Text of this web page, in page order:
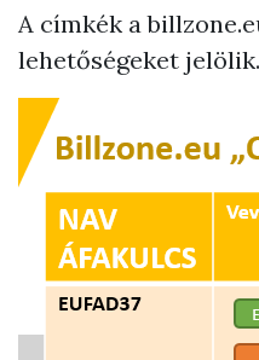
A címkék a
lehetőségeket jelölik.